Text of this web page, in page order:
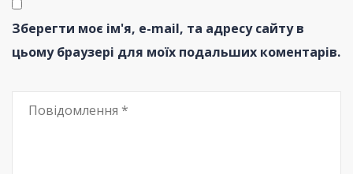
Зберегти моє ім'я, e-mail, та адресу сайту в
цьому браузері для моїх подальших коментарів.